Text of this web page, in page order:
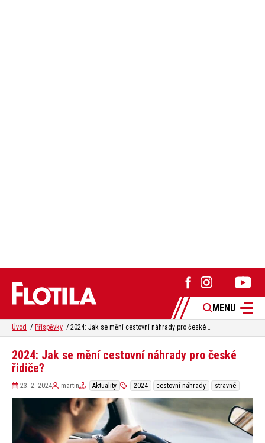
MENU
Úvod Příspěvky 2024: Jak se mění cestovní náhrady pro české řidiče?
2024: Jak se mění cestovní náhrady pro české
řidiče?
23. 2. 2024 martin Aktuality 2024 cestovní náhrady stravné